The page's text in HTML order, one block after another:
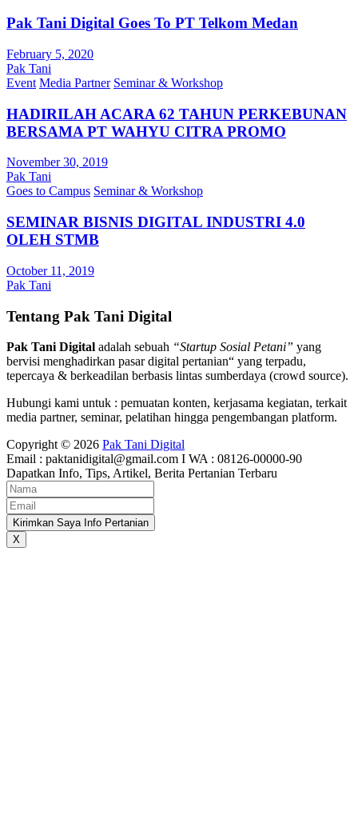
Pak Tani Digital Goes To PT Telkom Medan
February 5, 2020
Pak Tani
Event Media Partner Seminar & Workshop
HADIRILAH ACARA 62 TAHUN PERKEBUNAN
BERSAMA PT WAHYU CITRA PROMO
November 30, 2019
Pak Tani
Goes to Campus Seminar & Workshop
SEMINAR BISNIS DIGITAL INDUSTRI 4.0
OLEH STMB
October 11, 2019
Pak Tani
Tentang Pak Tani Digital
Pak Tani Digital adalah sebuah “Startup Sosial Petani” yang
bervisi menghadirkan pasar digital pertanian“ yang terpadu,
tepercaya & berkeadilan berbasis lintas sumberdaya (crowd source).
Hubungi kami untuk : pemuatan konten, kerjasama kegiatan, terkait
media partner, seminar, pelatihan hingga pengembangan platform.
Copyright © 2026 Pak Tani Digital
Email : paktanidigital@gmail.com I WA : 08126-00000-90
Dapatkan Info, Tips, Artikel, Berita Pertanian Terbaru
Kirimkan Saya Info Pertanian
X